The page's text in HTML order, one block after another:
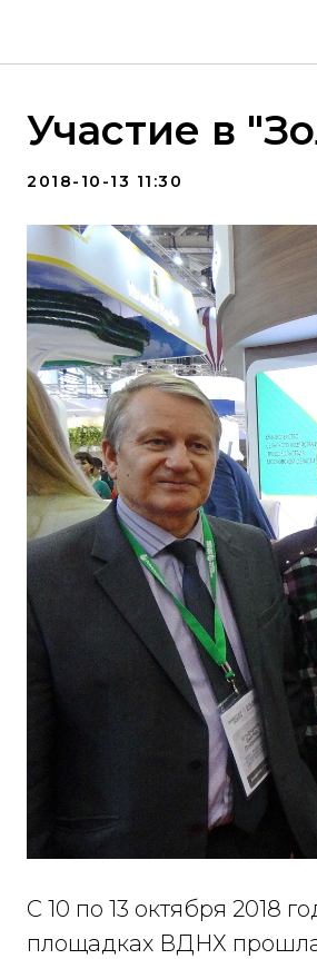
Участие в
2018-10-13 11:30
С 10 по 13 октября 2018
площадках ВДНХ